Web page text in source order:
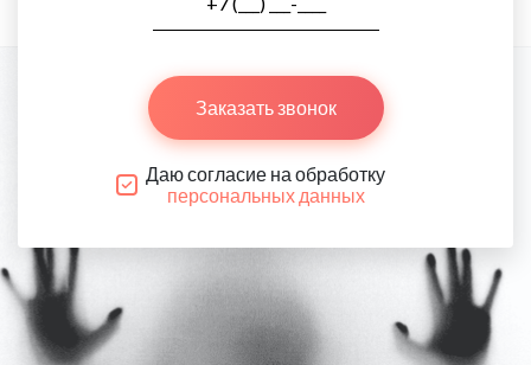
Заказать звонок
Даю согласие на обработку
персональных данных